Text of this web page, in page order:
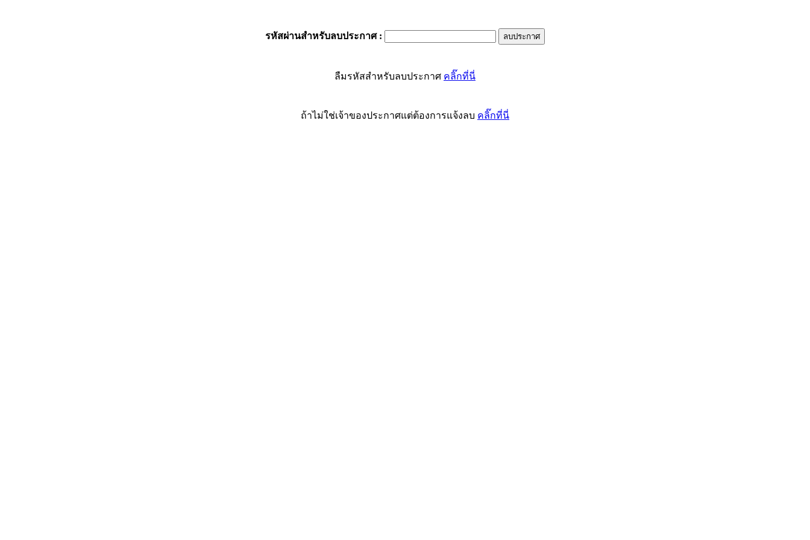
รหัสผ่านสำหรับลบประกาศ:
ลืมรหัสสำหรับลบประกาศ คลิ๊กที่นี่
ถ้าไม่ใช่เจ้าของประกาศแต่ต้องการแจ้งลบ คลิ๊กที่นี่